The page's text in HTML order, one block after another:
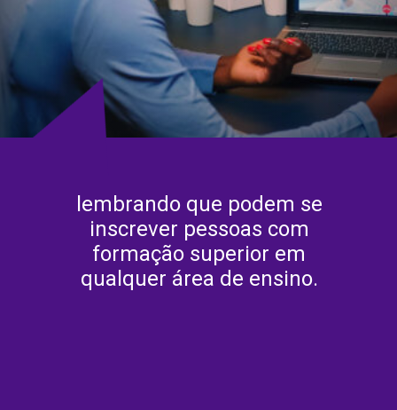
lembrando que podem se
inscrever pessoas com
formação superior em
qualquer área de ensino.